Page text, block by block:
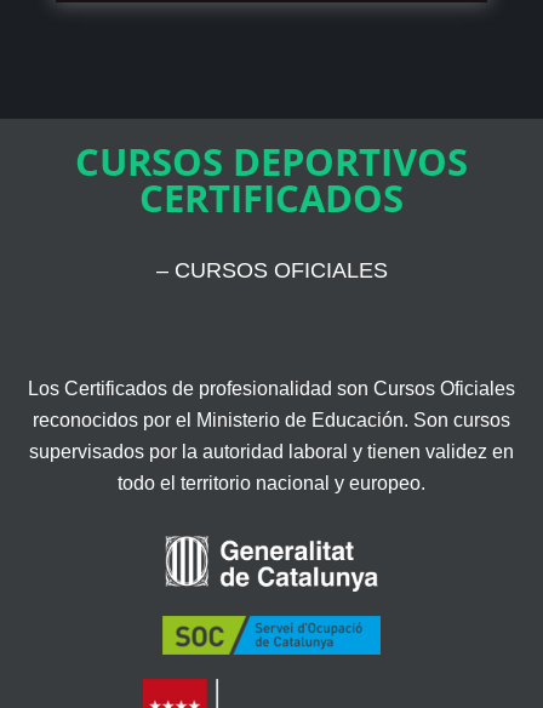
CURSOS DEPORTIVOS
CERTIFICADOS
– CURSOS OFICIALES
Los Certificados de profesionalidad son Cursos Oficiales
reconocidos por el Ministerio de Educación. Son cursos
supervisados por la autoridad laboral y tienen validez en
todo el territorio nacional y europeo.